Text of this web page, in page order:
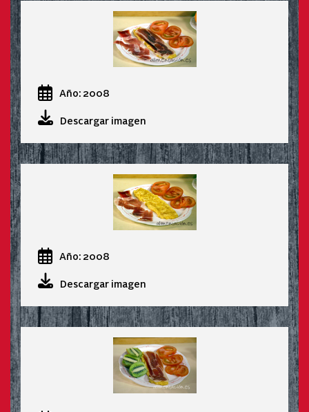
Año: 2008
Descargar imagen
Año: 2008
Descargar imagen